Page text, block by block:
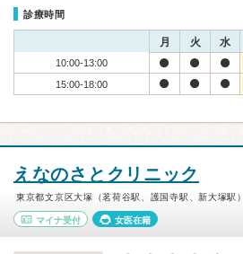
診療時間
月 火 水
10:00-13:00
15:00-18:00
えなのさとクリニック
東京都文京区大塚（茗荷谷駅、護国寺駅、新大塚駅）
マイナ受付 女医在籍